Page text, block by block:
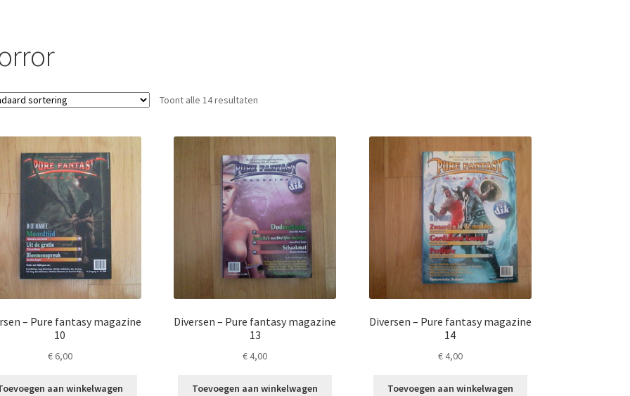
Toont alle 14 resultaten
– Pure fantasy magazine
10
€6,00
aan winkelwagen
Diversen – Pure fantasy magazine
13
€4,00
Toevoegen aan winkelwagen
Diversen – Pure fantasy magazine
14
€4,00
Toevoegen aan winkelwagen